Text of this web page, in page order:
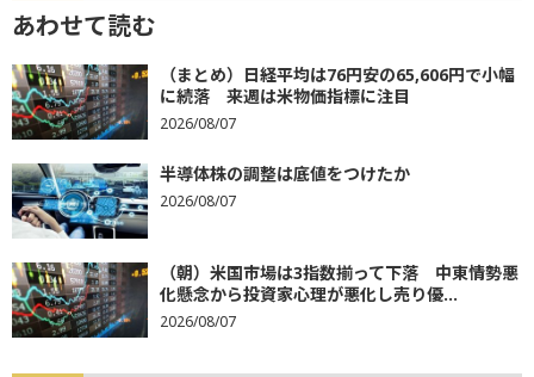
あわせて読む
（まとめ）日経平均は76円安の65,606円で小幅
に続落 来週は米物価指標に注目
2026/08/07
半導体株の調整は底値をつけたか
2026/08/07
（朝）米国市場は3指数揃って下落 中東情勢悪
化懸念から投資家心理が悪化し売り優...
2026/08/07